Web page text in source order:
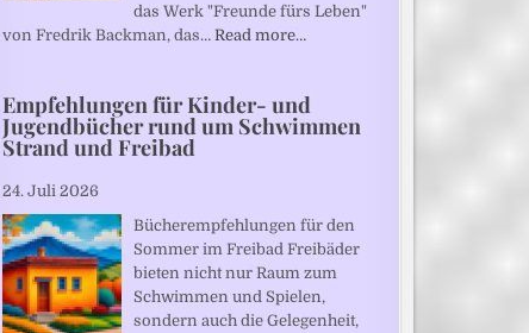
das Werk "Freunde fürs Leben"
von Fredrik Backman, das… Read more…
Empfehlungen für Kinder- und
Jugendbücher rund um Schwimmen
Strand und Freibad
24. Juli 2026
Bücherempfehlungen für den
Sommer im Freibad Freibäder
bieten nicht nur Raum zum
Schwimmen und Spielen,
sondern auch die Gelegenheit,